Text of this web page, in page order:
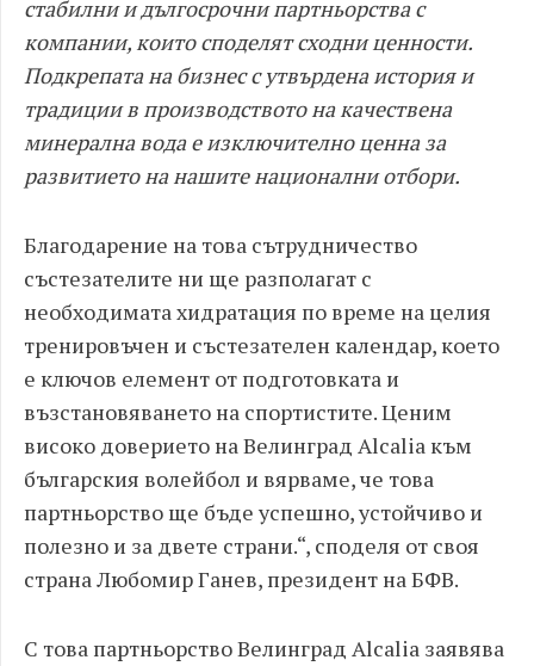
стабилни и дългосрочни партньорства с
компании, които споделят сходни ценности.
Подкрепата на бизнес с утвърдена история и
традиции в производството на качествена
минерална вода е изключително ценна за
развитието на нашите национални отбори.
Благодарение на това сътрудничество
състезателите ни ще разполагат с
необходимата хидратация по време на целия
тренировъчен и състезателен календар, което
е ключов елемент от подготовката и
възстановяването на спортистите. Ценим
високо доверието на Велинград Alcalia към
българския волейбол и вярваме, че това
партньорство ще бъде успешно, устойчиво и
полезно и за двете страни.“, споделя от своя
страна Любомир Ганев, президент на БФВ.
С това партньорство Велинград Alcalia заявява